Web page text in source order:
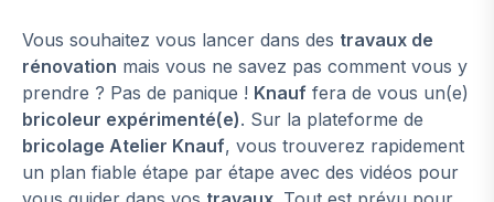
Vous souhaitez vous lancer dans des travaux de
rénovation mais vous ne savez pas comment vous y
prendre ? Pas de panique ! Knauf fera de vous un(e)
bricoleur expérimenté(e). Sur la plateforme de
bricolage Atelier Knauf, vous trouverez rapidement
un plan fiable étape par étape avec des vidéos pour